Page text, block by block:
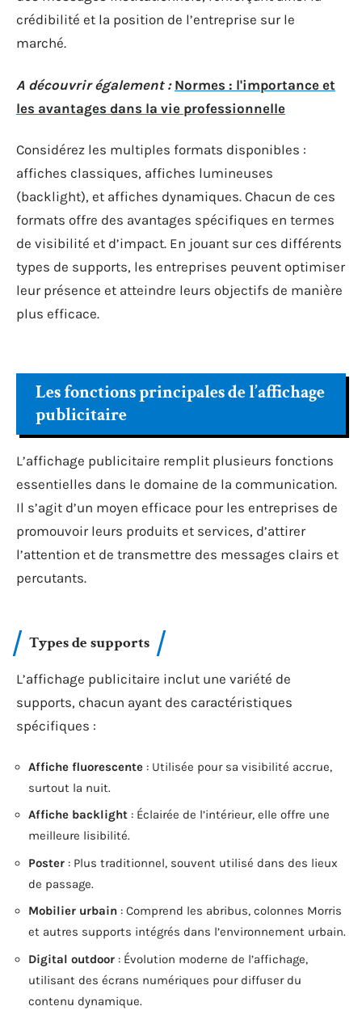
crédibilité et la position de l’entreprise sur le
marché.
A découvrir également : Normes : l'importance et
les avantages dans la vie professionnelle
Considérez les multiples formats disponibles :
affiches classiques, affiches lumineuses
(backlight), et affiches dynamiques. Chacun de ces
formats offre des avantages spécifiques en termes
de visibilité et d’impact. En jouant sur ces différents
types de supports, les entreprises peuvent optimiser
leur présence et atteindre leurs objectifs de manière
plus efficace.
Les fonctions principales de l’affichage
publicitaire
L’affichage publicitaire remplit plusieurs fonctions
essentielles dans le domaine de la communication.
Il s’agit d’un moyen efficace pour les entreprises de
promouvoir leurs produits et services, d’attirer
l’attention et de transmettre des messages clairs et
percutants.
Types de supports
L’affichage publicitaire inclut une variété de
supports, chacun ayant des caractéristiques
spécifiques :
Affiche fluorescente : Utilisée pour sa visibilité accrue,
surtout la nuit.
Affiche backlight : Éclairée de l’intérieur, elle offre une
meilleure lisibilité.
Poster : Plus traditionnel, souvent utilisé dans des lieux
de passage.
Mobilier urbain : Comprend les abribus, colonnes Morris
et autres supports intégrés dans l’environnement urbain.
Digital outdoor : Évolution moderne de l’affichage,
utilisant des écrans numériques pour diffuser du
contenu dynamique.